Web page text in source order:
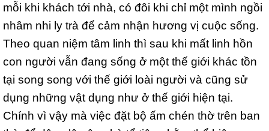
mỗi khi khách tới nhà, có đôi khi chỉ một mình ngồi
nhâm nhi ly trà để cảm nhận hương vị cuộc sống.
Theo quan niệm tâm linh thì sau khi mất linh hồn
con người vẫn đang sống ở một thế giới khác tồn
tại song song với thế giới loài người và cũng sử
dụng những vật dụng như ở thế giới hiện tại.
Chính vì vậy mà việc đặt bộ ấm chén thờ trên ban